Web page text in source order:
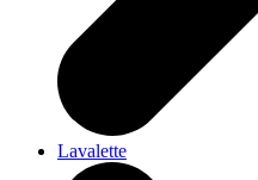
Lavalette